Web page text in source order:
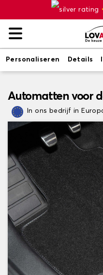
Personaliseren Details
Automatten voor
In ons bedrijf in